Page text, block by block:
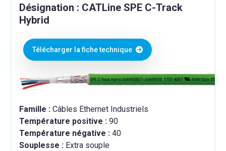
Désignation : CATLine SPE C-Track
Hybrid
Télécharger la fiche technique
Famille : Câbles Ethernet Industriels
Température positive : 90
Température négative : 40
Souplesse : Extra souple